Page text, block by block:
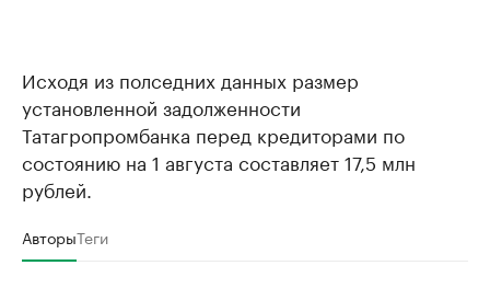
Исходя из полседних данных размер
установленной задолженности
Татагропромбанка перед кредиторами по
состоянию на 1 августа составляет 17,5 млн
рублей.
АвторыТеги